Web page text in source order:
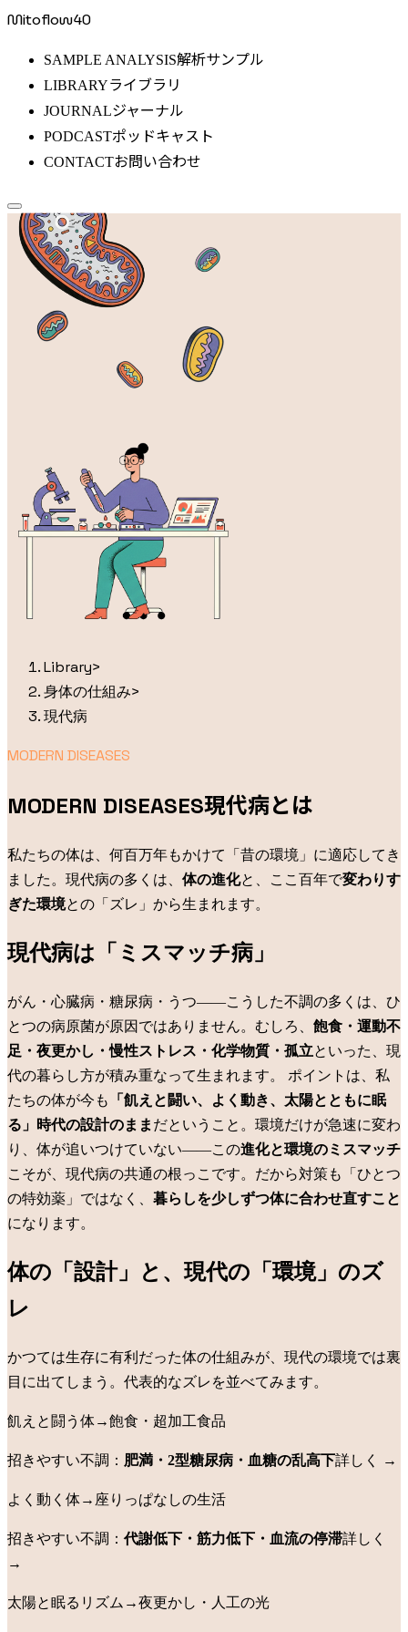
Mitoflow40
SAMPLE ANALYSIS解析サンプル
LIBRARYライブラリ
JOURNALジャーナル
PODCASTポッドキャスト
CONTACTお問い合わせ
Library>
身体の仕組み>
現代病
MODERN DISEASES
MODERN DISEASES現代病とは
私たちの体は、何百万年もかけて「昔の環境」に適応してき
ました。現代病の多くは、 体の進化と、ここ百年で変わりす
ぎた環境との「ズレ」から生まれます。
現代病は「ミスマッチ病」
がん・心臓病・糖尿病・うつ——こうした不調の多くは、ひ
とつの病原菌が原因ではありません。むしろ、 飽食・運動不
足・夜更かし・慢性ストレス・化学物質・孤立といった、現
代の暮らし方が積み重なって生まれます。
ポイントは、私
たちの体が今も
「飢えと闘い、よく動き、太陽とともに眠
る」時代の設計のまま だということ。環境だけが急速に変わ
り、体が追いつけていない——この進化と環境のミスマッチ
こそが、現代病の共通の根っこです。だから対策も「ひとつ
の特効薬」ではなく、 暮らしを少しずつ体に合わせ直すこと
になります。
体の「設計」と、現代の「環境」のズ
レ
かつては生存に有利だった体の仕組みが、現代の環境では裏
目に出てしまう。代表的なズレを並べてみます。
飢えと闘う体→飽食・超加工食品
招きやすい不調： 肥満・2型糖尿病・血糖の乱高下詳しく →
よく動く体→ 座りっぱなしの生活
招きやすい不調： 代謝低下・筋力低下・血流の停滞詳しく
→
太陽と眠るリズム →夜更かし・人工の光